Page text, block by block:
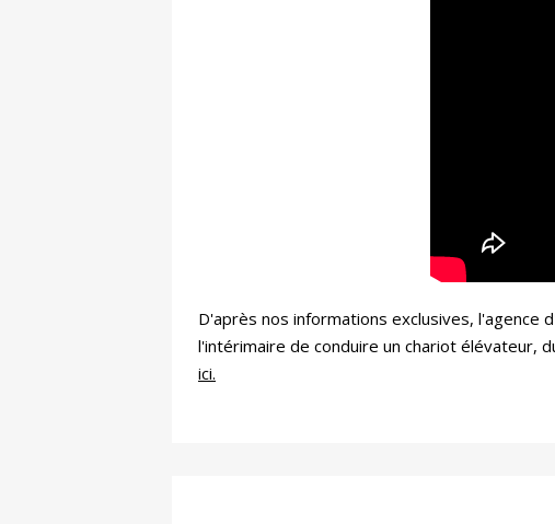
D'après nos informations exclusives, l'agence
l'intérimaire de conduire un chariot élévateur,
ici.